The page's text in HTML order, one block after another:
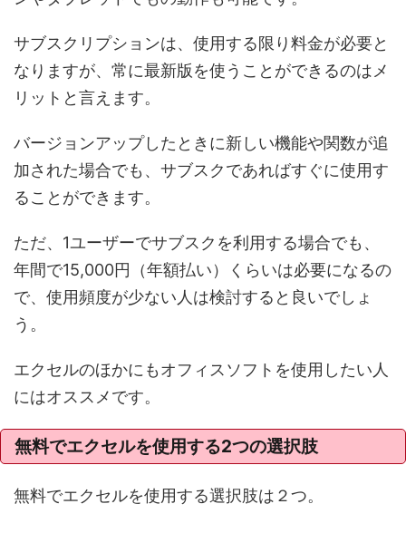
サブスクリプションは、使用する限り料金が必要と
なりますが、常に最新版を使うことができるのはメ
リットと言えます。
バージョンアップしたときに新しい機能や関数が追
加された場合でも、サブスクであればすぐに使用す
ることができます。
ただ、1ユーザーでサブスクを利用する場合でも、
年間で15,000円（年額払い）くらいは必要になるの
で、使用頻度が少ない人は検討すると良いでしょ
う。
エクセルのほかにもオフィスソフトを使用したい人
にはオススメです。
無料でエクセルを使用する2つの選択肢
無料でエクセルを使用する選択肢は２つ。